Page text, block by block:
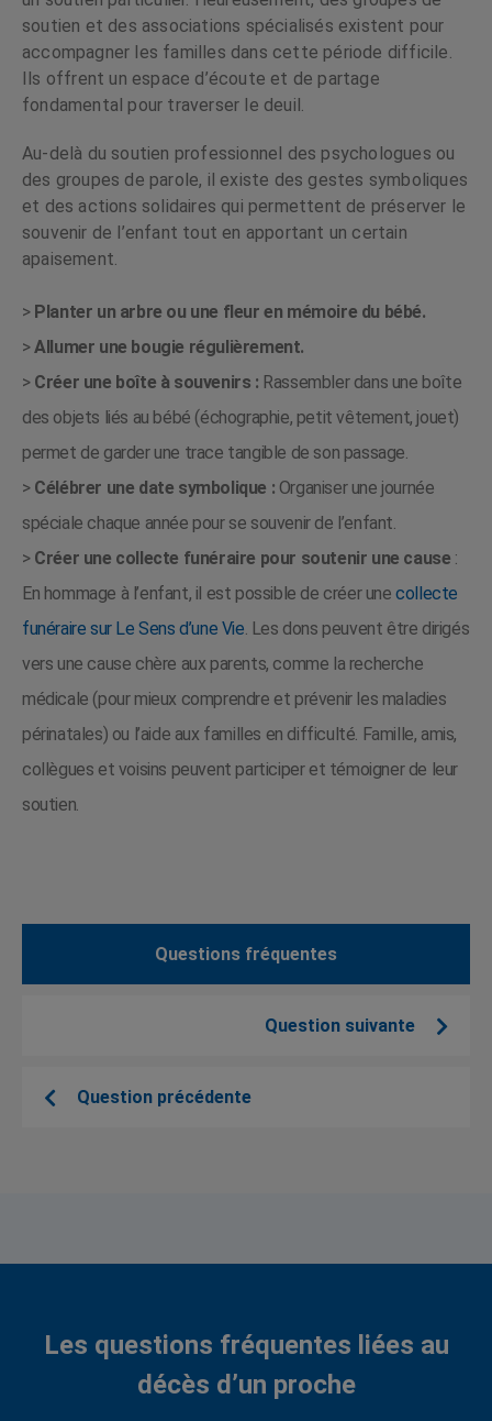
soutien et des associations spécialisés existent pour
accompagner les familles dans cette période difficile.
Ils offrent un espace d’écoute et de partage
fondamental pour traverser le deuil.
Au-delà du soutien professionnel des psychologues ou
des groupes de parole, il existe des gestes symboliques
et des actions solidaires qui permettent de préserver le
souvenir de l’enfant tout en apportant un certain
apaisement.
> Planter un arbre ou une fleur en mémoire du bébé.
>Allumer une bougie régulièrement.
> Créer une boîte à souvenirs : Rassembler dans une boîte
des objets liés au bébé (échographie, petit vêtement, jouet)
permet de garder une trace tangible de son passage.
> Célébrer une date symbolique : Organiser une journée
spéciale chaque année pour se souvenir de l’enfant.
> Créer une collecte funéraire pour soutenir une cause :
En hommage à l’enfant, il est possible de créer unecollecte
funéraire sur Le Sens d’une Vie. Les dons peuvent être dirigés
vers une cause chère aux parents, comme la recherche
médicale (pour mieux comprendre et prévenir les maladies
périnatales) ou l’aide aux familles en difficulté. Famille, amis,
collègues et voisins peuvent participer et témoigner de leur
soutien.
Question précédente
Questions fréquentes
Question suivante
Les questions fréquentes liées au
décès d’un proche